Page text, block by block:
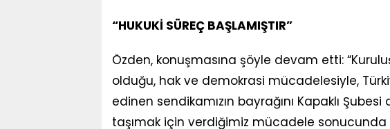
“HUKUKİ SÜREÇ BAŞLAMIŞTIR”
Özden, konuşmasına şöyle devam etti:
olduğu, hak ve demokrasi mücadelesiyle,
edinen sendikamızın bayrağını Kapaklı
taşımak için verdiğimiz mücadele sonucunda